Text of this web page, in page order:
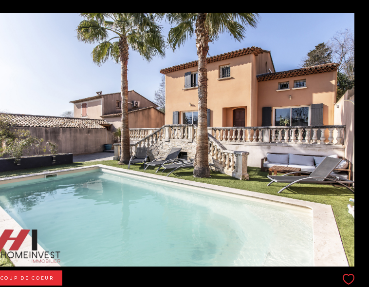
COUP DE COEUR